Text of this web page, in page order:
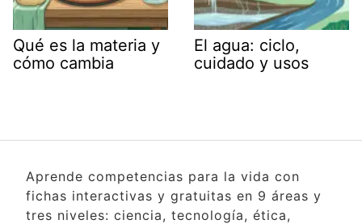
Qué es la materia y
cómo cambia
El agua: ciclo,
cuidado y usos
Aprende competencias para la vida con
fichas interactivas y gratuitas en 9 áreas y
tres niveles: ciencia, tecnología, ética,